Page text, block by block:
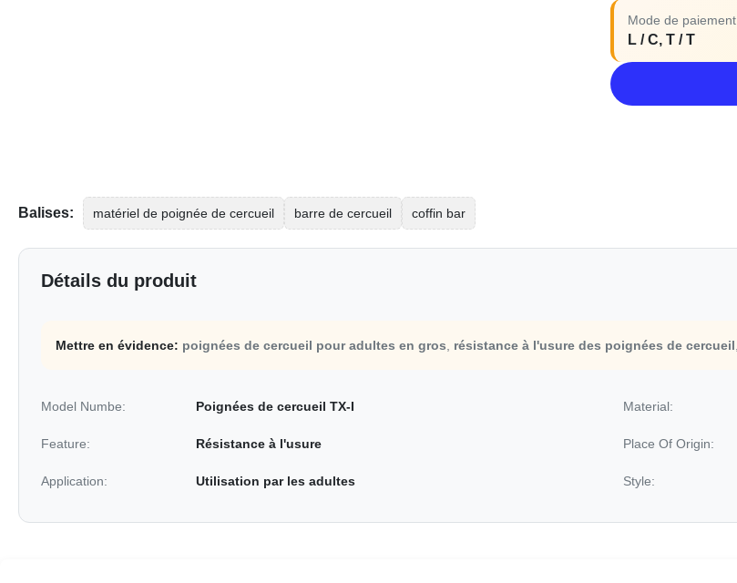
Mode de paiement
L / C, T / T
Balises: matériel de poignée de cercueil barre de cercueil coffin bar
Détails du produit
Mettre en évidence: poignées de cercueil pour adultes en gros résistance à l'usure des poignées de cercueil
Model Numbe: Poignées de cercueil TX-I Material:
Feature: Résistance à l'usure Place Of Origin:
Application: Utilisation par les adultes Style: